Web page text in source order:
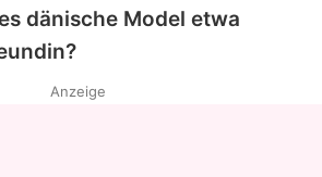
dänische Model etwa
Anzeige